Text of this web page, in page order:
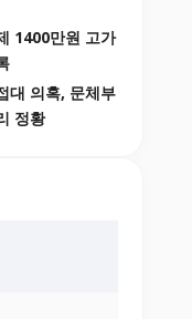
1400만원 고가
대 의혹, 문체부
정황